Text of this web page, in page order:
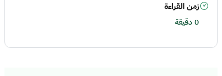
زمن القراءة
0 دقيقة